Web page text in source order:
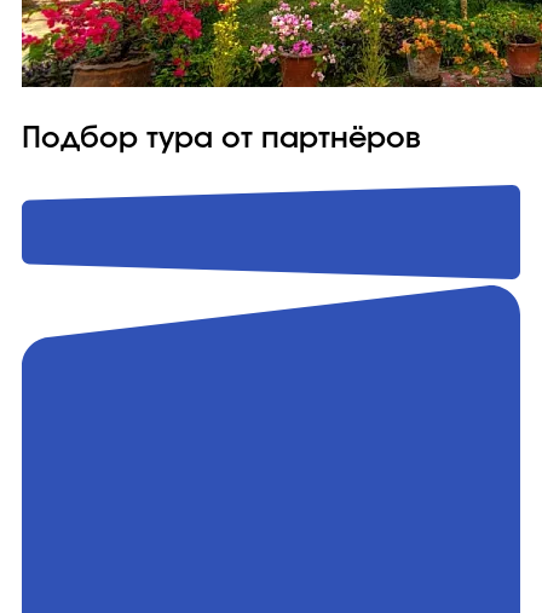
Подбор тура от партнёров